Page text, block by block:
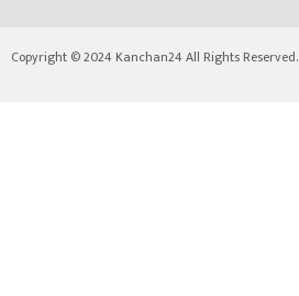
Copyright © 2024 Kanchan24 All Rights Reserved.